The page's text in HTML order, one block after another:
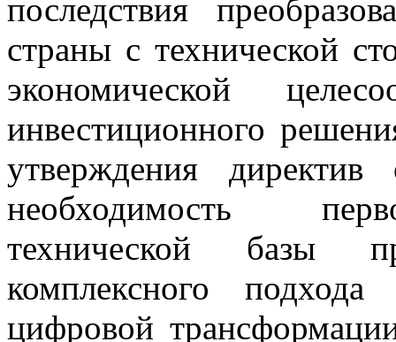
последствия
страны с технической
экономической
инвестиционного
утверждения
необходимость
технической базы
комплексного
цифровой